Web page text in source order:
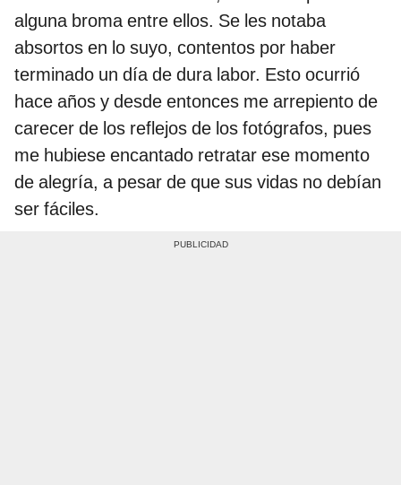
alguna broma entre ellos. Se les notaba
absortos en lo suyo, contentos por haber
terminado un día de dura labor. Esto ocurrió
hace años y desde entonces me arrepiento de
carecer de los reflejos de los fotógrafos, pues
me hubiese encantado retratar ese momento
de alegría, a pesar de que sus vidas no debían
ser fáciles.